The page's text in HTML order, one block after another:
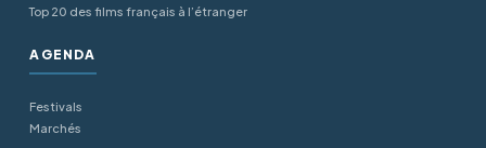
Top 20 des films français à l’étranger
AGENDA
Festivals
Marchés